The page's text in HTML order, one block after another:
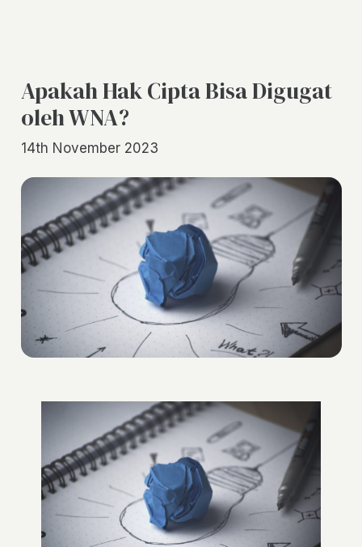
Apakah Hak Cipta Bisa Digugat
oleh WNA?
14th November 2023